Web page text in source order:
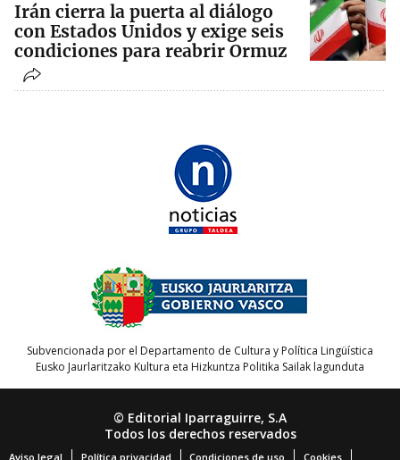
Irán cierra la puerta al diálogo
con Estados Unidos y exige seis
condiciones para reabrir Ormuz
Subvencionada por el Departamento de Cultura y Política Lingüística
Eusko Jaurlaritzako Kultura eta Hizkuntza Politika Sailak lagunduta
© Editorial Iparraguirre, S.A
Todos los derechos reservados
Aviso legal Política privacidad Condiciones de uso Cookies